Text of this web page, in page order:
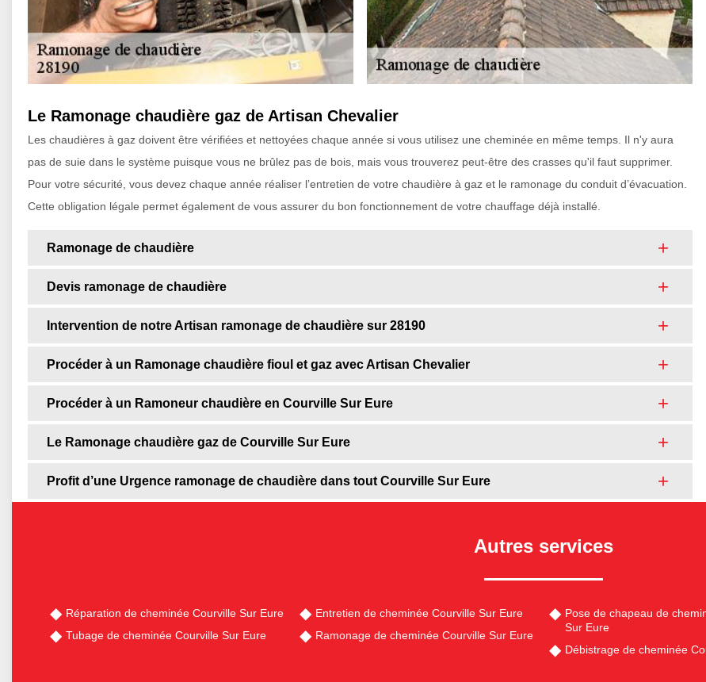
Le Ramonage chaudière gaz de Artisan Chevalier
Les chaudières à gaz doivent être vérifiées et nettoyées chaque année si vous utilisez une cheminée en même temps. Il n'y aura
pas de suie dans le système puisque vous ne brûlez pas de bois, mais vous trouverez peut-être des crasses qu'il faut supprimer.
Pour votre sécurité, vous devez chaque année réaliser l’entretien de votre chaudière à gaz et le ramonage du conduit d’évacuation.
Cette obligation légale permet également de vous assurer du bon fonctionnement de votre chauffage déjà installé.
Ramonage de chaudière
Devis ramonage de chaudière
Intervention de notre Artisan ramonage de chaudière sur 28190
Procéder à un Ramonage chaudière fioul et gaz avec Artisan Chevalier
Procéder à un Ramoneur chaudière en Courville Sur Eure
Le Ramonage chaudière gaz de Courville Sur Eure
Profit d’une Urgence ramonage de chaudière dans tout Courville Sur Eure
Autres services
Réparation de cheminée Courville Sur Eure
Tubage de cheminée Courville Sur Eure
Entretien de cheminée Courville Sur Eure
Ramonage de cheminée Courville Sur Eure
Pose de chapeau de
Sur Eure
Débistrage de cheminée